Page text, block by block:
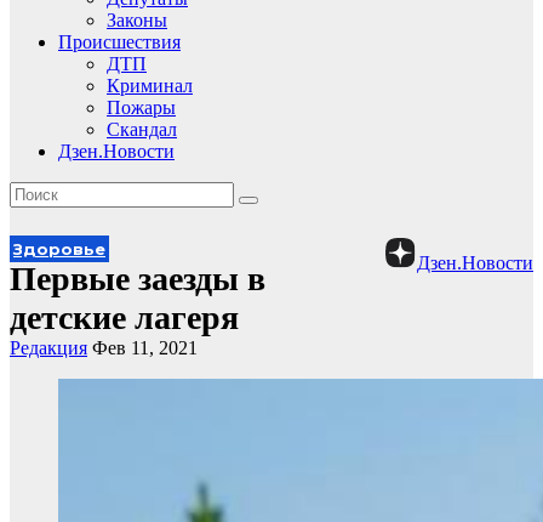
Законы
Происшествия
ДТП
Криминал
Пожары
Скандал
Дзен.Новости
Дзен.Новости
Здоровье
Первые заезды в
детские лагеря
Редакция Фев 11, 2021